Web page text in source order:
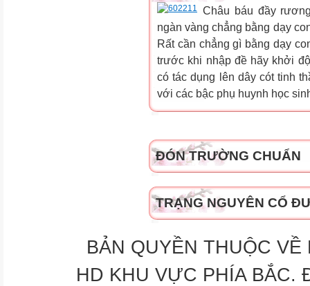
Châu báu đầy
ngàn vàng chẳng bằng dạy
Rất cần chẳng gì bằng dạy
trước khi nhập đề hãy khởi
có tác dụng lên dây cót tinh
với các bậc phụ huynh học
ĐÓN TRƯỜNG CHUẨN
TRẠNG NGUYÊN CỔ
BẢN QUYỀN THUỘC
HD KHU VỰC PHÍA BẮC.